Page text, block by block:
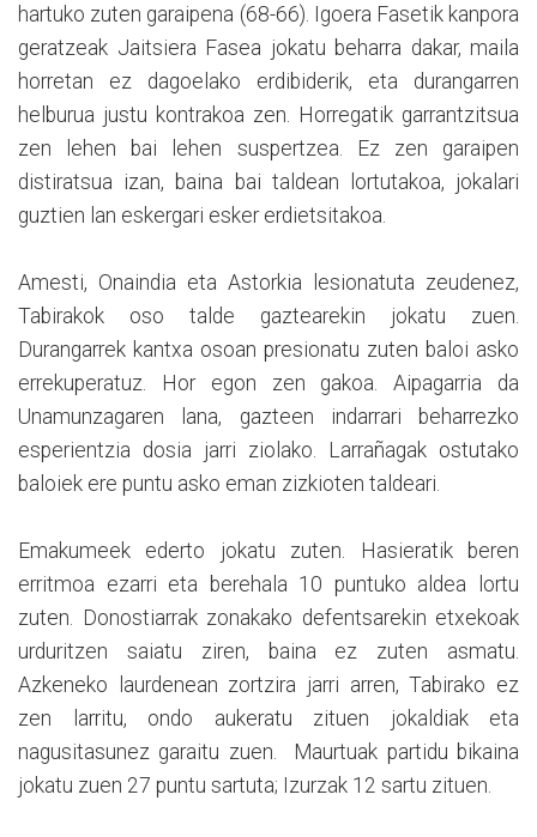
hartuko zuten garaipena (68-66). Igoera Fasetik kanpora
geratzeak Jaitsiera Fasea jokatu beharra dakar, maila
horretan ez dagoelako erdibiderik, eta durangarren
helburua justu kontrakoa zen. Horregatik garrantzitsua
zen lehen bai lehen suspertzea. Ez zen garaipen
distiratsua izan, baina bai taldean lortutakoa, jokalari
guztien lan eskergari esker erdietsitakoa.
Amesti, Onaindia eta Astorkia lesionatuta zeudenez,
Tabirakok oso talde gaztearekin jokatu zuen.
Durangarrek kantxa osoan presionatu zuten baloi asko
errekuperatuz. Hor egon zen gakoa. Aipagarria da
Unamunzagaren lana, gazteen indarrari beharrezko
esperientzia dosia jarri ziolako. Larrañagak ostutako
baloiek ere puntu asko eman zizkioten taldeari.
Emakumeek ederto jokatu zuten. Hasieratik beren
erritmoa ezarri eta berehala 10 puntuko aldea lortu
zuten. Donostiarrak zonakako defentsarekin etxekoak
urduritzen saiatu ziren, baina ez zuten asmatu.
Azkeneko laurdenean zortzira jarri arren, Tabirako ez
zen larritu, ondo aukeratu zituen jokaldiak eta
nagusitasunez garaitu zuen. Maurtuak partidu bikaina
jokatu zuen 27 puntu sartuta; Izurzak 12 sartu zituen.